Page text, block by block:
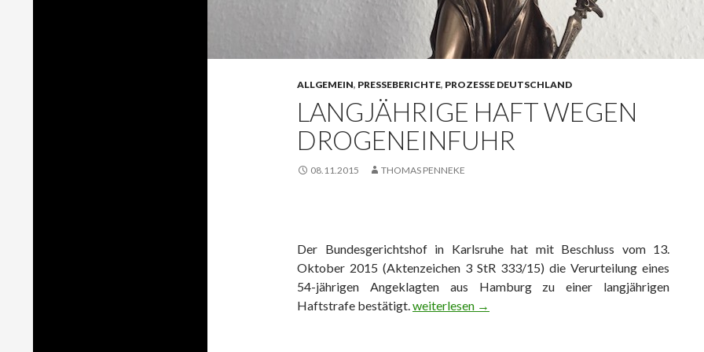
ALLGEMEIN, PRESSEBERICHTE, PROZESSE DEUTSCHLAND
LANGJÄHRIGE HAFT WEGEN
DROGENEINFUHR
08.11.2015 THOMAS PENNEKE
Der Bundesgerichtshof in Karlsruhe hat mit Beschluss vom 13.
Oktober 2015 (Aktenzeichen 3 StR 333/15) die Verurteilung eines
54-jährigen Angeklagten aus Hamburg zu einer langjährigen
Haftstrafe bestätigt.Langjährige Haft wegen Drogeneinfuhr
weiterlesen →